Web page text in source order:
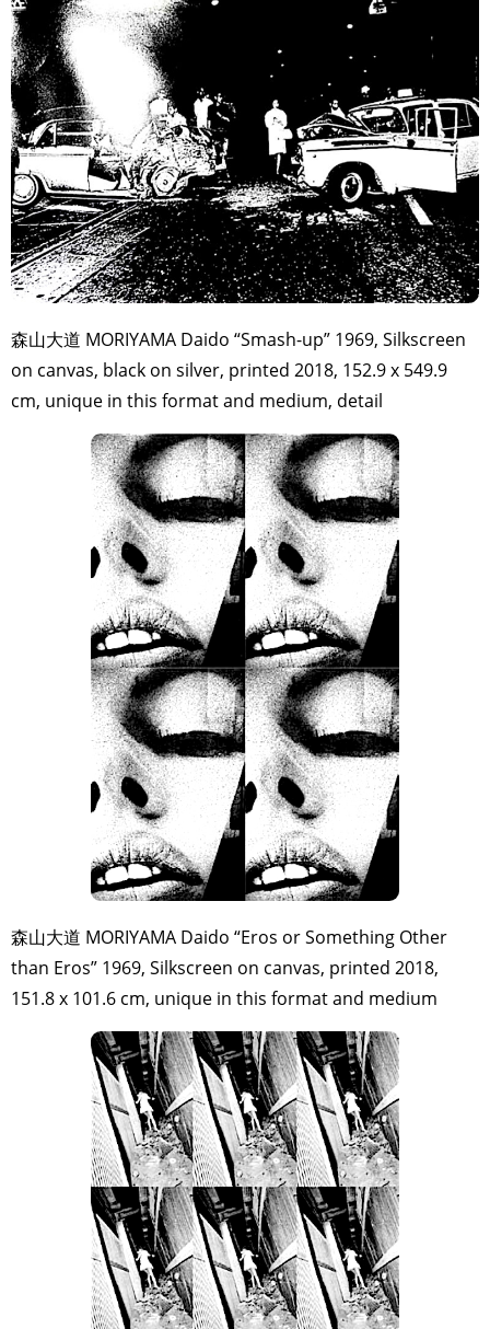
森山大道 MORIYAMA Daido “Smash-up” 1969, Silkscreen
on canvas, black on silver, printed 2018, 152.9 x 549.9
cm, unique in this format and medium, detail
森山大道 MORIYAMA Daido “Eros or Something Other
than Eros” 1969, Silkscreen on canvas, printed 2018,
151.8 x 101.6 cm, unique in this format and medium